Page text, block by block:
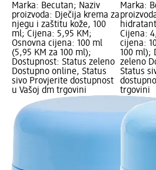
Marka: Becutan; Naziv
proizvoda: Dječija krema za
njegu i zaštitu kože, 100
ml; Cijena: 5,95 KM;
Osnovna cijena: 100 ml
(5,95 KM za 100 ml);
Dostupnost: Status zeleno
Dostupno online, Status
sivo Provjerite dostupnost
u Vašoj dm trgovini
Marka:
Cijena:
cijena:
100 ml);
zeleno
Status
trgovini